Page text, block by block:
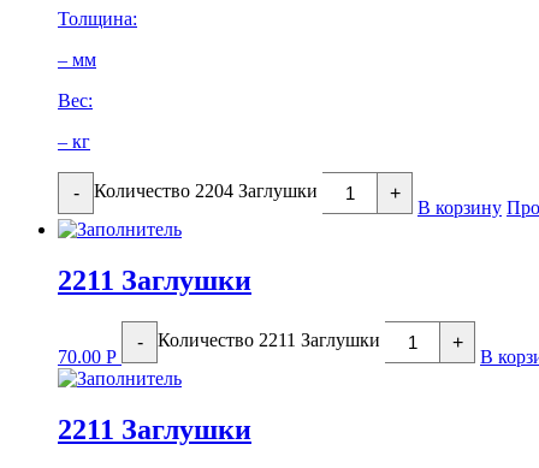
Толщина:
– мм
Вес:
– кг
- Количество 2204 Заглушки +
В корзину
2211 Заглушки
70.00 Р
- Количество 2211 Заглушки +
В
2211 Заглушки